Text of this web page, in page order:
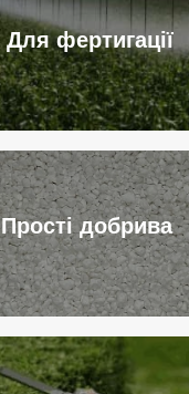
Для фертигації
Прості добрива